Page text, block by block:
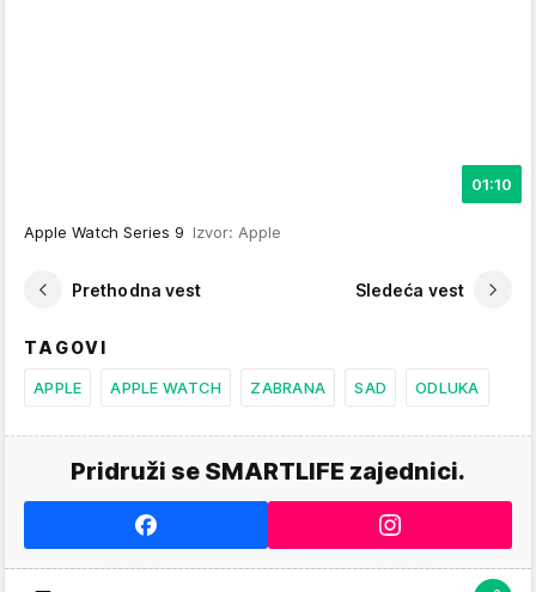
01:10
Apple Watch Series 9 Izvor: Apple
Prethodna vest Sledeća vest
TAGOVI
APPLE APPLE WATCH ZABRANA SAD ODLUKA
Pridruži se SMARTLIFE zajednici.